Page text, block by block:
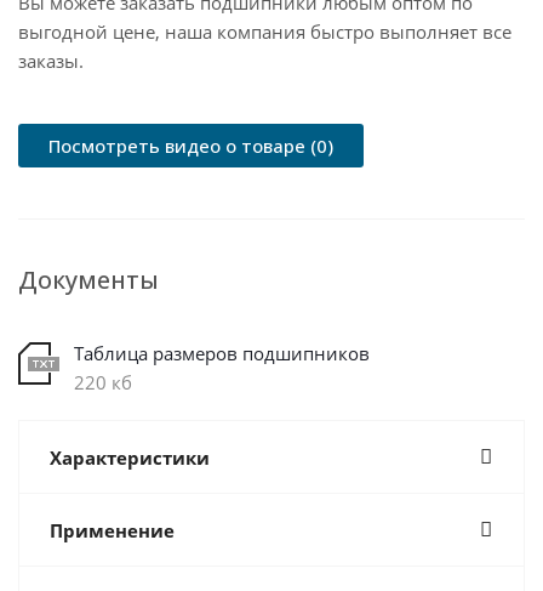
выгодной цене, наша компания быстро выполняет все
заказы.
Посмотреть видео о товаре (0)
Документы
Таблица размеров подшипников
220 кб
Характеристики
Применение